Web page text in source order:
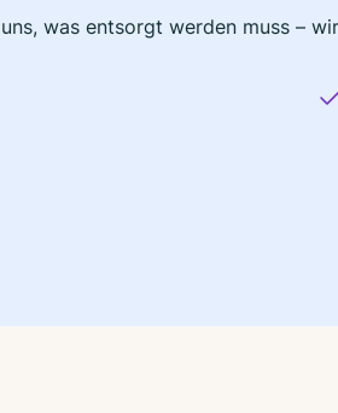
was entsorgt werden muss –